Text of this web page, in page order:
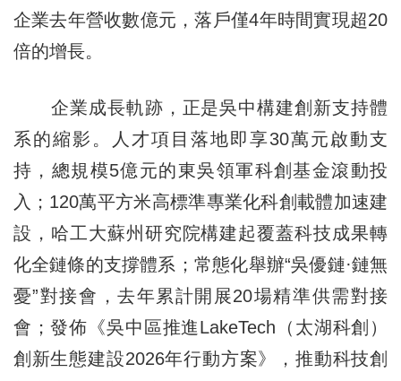
企業去年營收數億元，落戶僅4年時間實現超20
倍的增長。
企業成長軌跡，正是吳中構建創新支持體
系的縮影。人才項目落地即享30萬元啟動支
持，總規模5億元的東吳領軍科創基金滾動投
入；120萬平方米高標準專業化科創載體加速建
設，哈工大蘇州研究院構建起覆蓋科技成果轉
化全鏈條的支撐體系；常態化舉辦“吳優鏈·鏈無
憂”對接會，去年累計開展20場精準供需對接
會；發佈《吳中區推進LakeTech（太湖科創）
創新生態建設2026年行動方案》，推動科技創